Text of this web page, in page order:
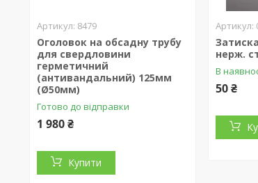
8479
Оголовок на обсадну трубу
для свердловини
герметичний
(антивандальний) 125мм
(Ø50мм)
Готово до відправки
1 980 ₴
Купити
нерж.
В
50 ₴